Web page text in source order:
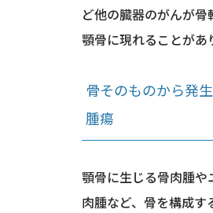
ど他の臓器のがんが骨
顎骨に現れることがあ
骨そのものから発
腫瘍
顎骨に生じる骨肉腫や
肉腫など、骨を構成す